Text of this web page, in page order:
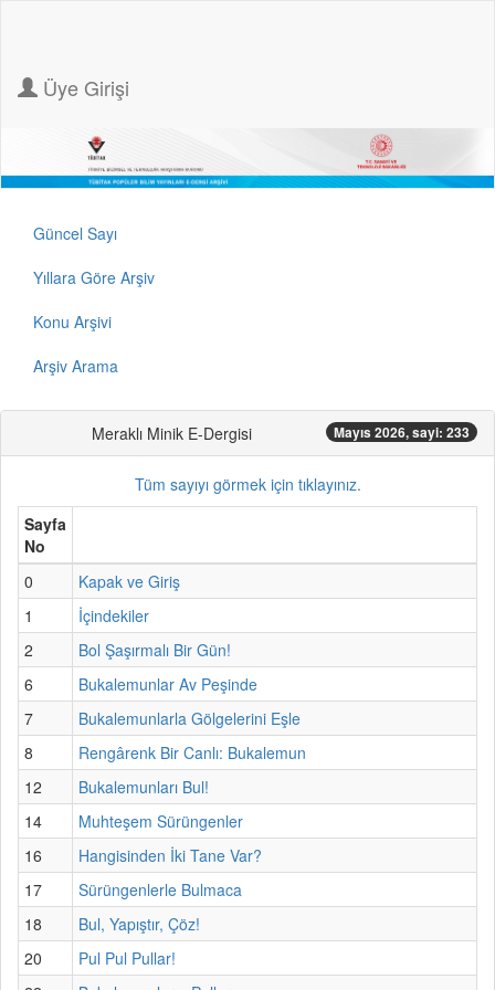
Üye Girişi
Güncel Sayı
Yıllara Göre Arşiv
Konu Arşivi
Arşiv Arama
Meraklı Minik E-Dergisi Mayıs 2026, sayi: 233
Tüm sayıyı görmek için tıklayınız.
Sayfa
No
0
Kapak ve Giriş
1
İçindekiler
2
Bol Şaşırmalı Bir Gün!
6
Bukalemunlar Av Peşinde
7
Bukalemunlarla Gölgelerini Eşle
8
Rengârenk Bir Canlı: Bukalemun
12
Bukalemunları Bul!
14
Muhteşem Sürüngenler
16
Hangisinden İki Tane Var?
17
Sürüngenlerle Bulmaca
18
Bul, Yapıştır, Çöz!
20
Pul Pul Pullar!